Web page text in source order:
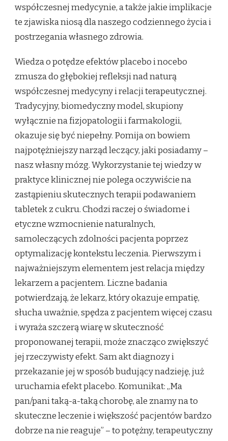
współczesnej medycynie, a także jakie implikacje
te zjawiska niosą dla naszego codziennego życia i
postrzegania własnego zdrowia.
Wiedza o potędze efektów placebo i nocebo
zmusza do głębokiej refleksji nad naturą
współczesnej medycyny i relacji terapeutycznej.
Tradycyjny, biomedyczny model, skupiony
wyłącznie na fizjopatologii i farmakologii,
okazuje się być niepełny. Pomija on bowiem
najpotężniejszy narząd leczący, jaki posiadamy –
nasz własny mózg. Wykorzystanie tej wiedzy w
praktyce klinicznej nie polega oczywiście na
zastąpieniu skutecznych terapii podawaniem
tabletek z cukru. Chodzi raczej o świadome i
etyczne wzmocnienie naturalnych,
samoleczących zdolności pacjenta poprzez
optymalizację kontekstu leczenia. Pierwszym i
najważniejszym elementem jest relacja między
lekarzem a pacjentem. Liczne badania
potwierdzają, że lekarz, który okazuje empatię,
słucha uważnie, spędza z pacjentem więcej czasu
i wyraża szczerą wiarę w skuteczność
proponowanej terapii, może znacząco zwiększyć
jej rzeczywisty efekt. Sam akt diagnozy i
przekazanie jej w sposób budujący nadzieję, już
uruchamia efekt placebo. Komunikat: „Ma
pan/pani taką-a-taką chorobę, ale znamy na to
skuteczne leczenie i większość pacjentów bardzo
dobrze na nie reaguje” – to potężny, terapeutyczny